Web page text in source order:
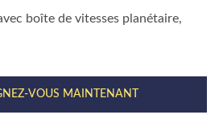
boîte de vitesses planétaire,
VOUS MAINTENANT